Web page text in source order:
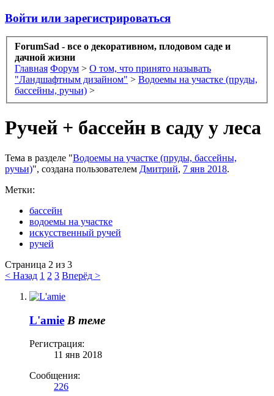
Войти или зарегистрироваться
ForumSad - все о декоративном, плодовом саде и
дачной жизни
Главная Форум > О том, что принято называть
"Ландшафтным дизайном" > Водоемы на участке (пруды,
бассейны, ручьи) >
Ручей + бассейн в саду у леса
Тема в разделе "Водоемы на участке (пруды, бассейны,
ручьи)", создана пользователем Дмитрий, 7 янв 2018.
Метки:
бассейн
водоемы на участке
искусственный ручей
ручей
Страница 2 из 3
< Назад 1 2 3 Вперёд >
L'amie В теме
Регистрация:
11 янв 2018
Сообщения:
226